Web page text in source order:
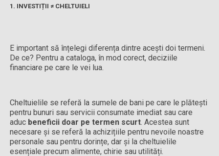
1. INVESTIȚII ≠ CHELTUIELI
E important să înțelegi diferența dintre acești doi termeni.
De ce? Pentru a cataloga, în mod corect, deciziile
financiare pe care le vei lua.
Cheltuielile se referă la sumele de bani pe care le plătești
pentru bunuri sau servicii consumate imediat sau care
aduc beneficii doar pe termen scurt. Acestea sunt
necesare și se referă la achizițiile pentru nevoile noastre
personale sau pentru dorințe, dar și la cheltuielile
esențiale precum alimente, chirie sau utilități.